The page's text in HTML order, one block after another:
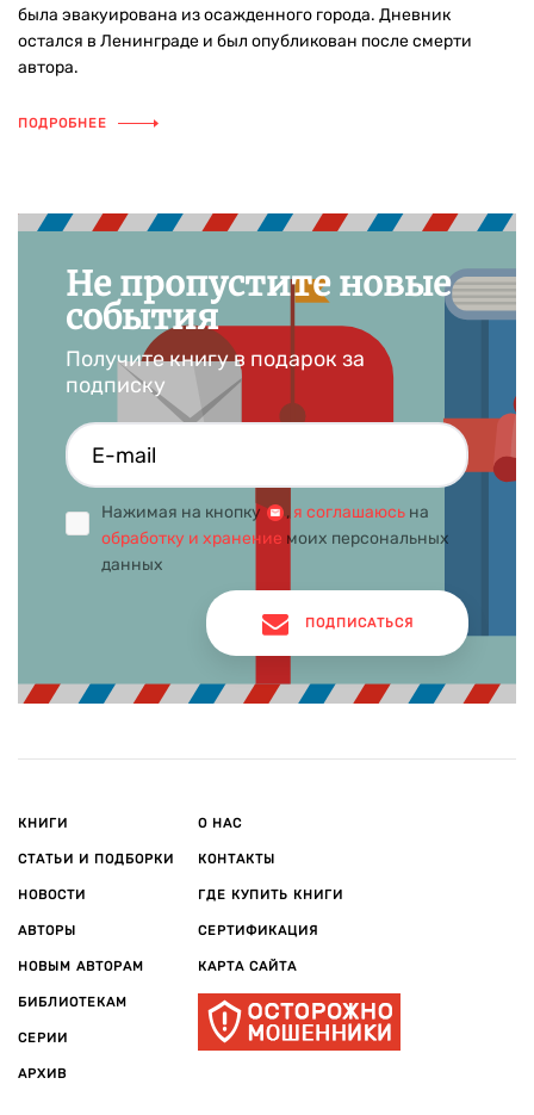
была эвакуирована из осажденного города. Дневник
остался в Ленинграде и был опубликован после смерти
автора.
ПОДРОБНЕЕ
Не пропустите новые
события
Получите книгу в подарок за
подписку
Нажимая на кнопку , я соглашаюсь на
обработку и хранение моих персональных
данных
ПОДПИСАТЬСЯ
КНИГИ
СТАТЬИ И ПОДБОРКИ
НОВОСТИ
АВТОРЫ
НОВЫМ АВТОРАМ
БИБЛИОТЕКАМ
СЕРИИ
АРХИВ
О НАС
КОНТАКТЫ
ГДЕ КУПИТЬ КНИГИ
СЕРТИФИКАЦИЯ
КАРТА САЙТА